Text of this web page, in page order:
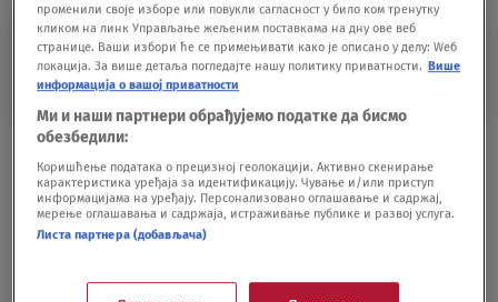
CRLJENI
prirode
VIDEO02.04.20.
променили своје изборе или повукли сагласност у било ком тренутку
кликом на линк Управљање жељеним поставкама на дну ове веб
странице. Ваши избори ће се примењивати како је описано у делу: Wеб
локација. За више детаља погледајте нашу политику приватности. Више
информација о вашој приватности
Ми и наши партнери обрађујемо податке да бисмо
обезбедили:
Коришћење података о прецизној геолокацији. Активно скенирање
карактеристика уређаја за идентификацију. Чување и/или приступ
информацијама на уређају. Персонализовано оглашавање и садржај,
мерење оглашавања и садржаја, истраживање публике и развој услуга.
Листа партнера (добављача)